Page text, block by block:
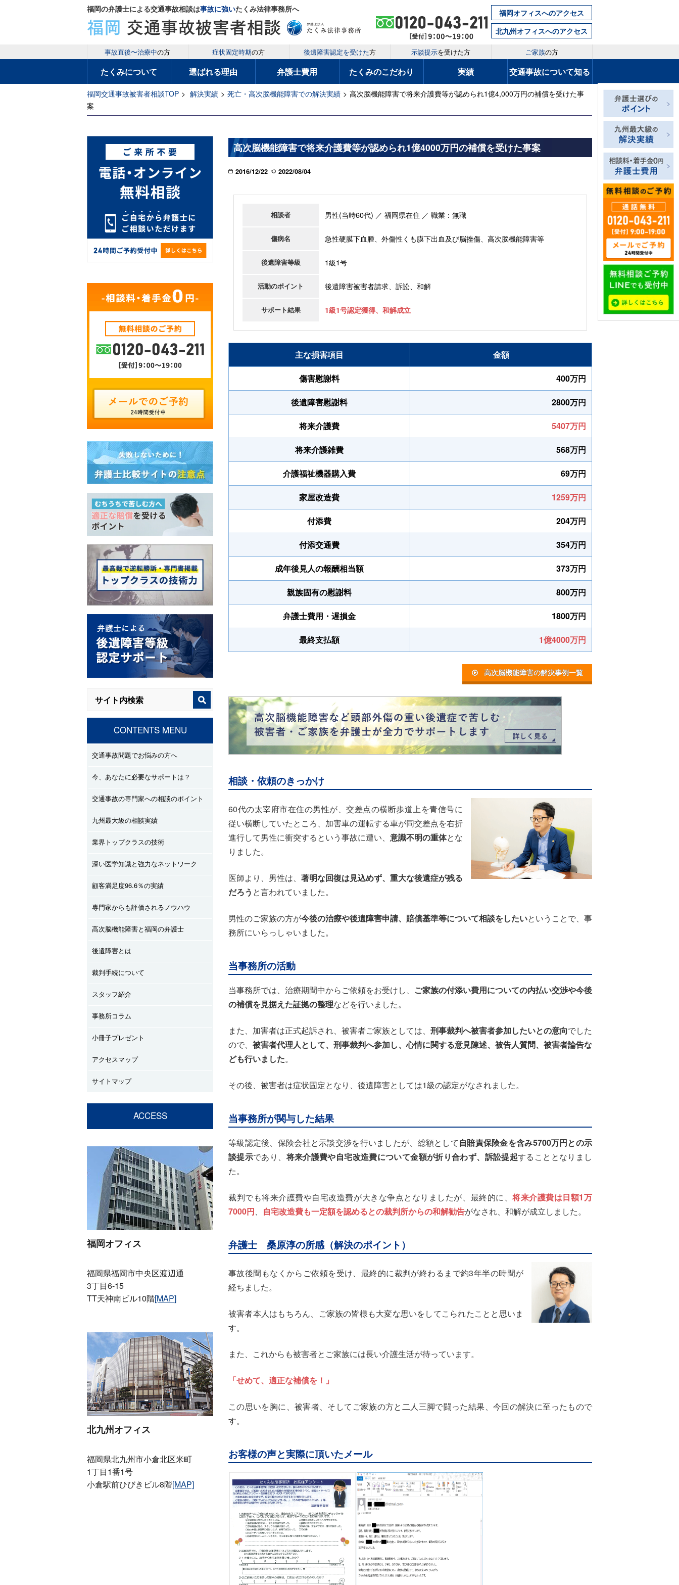
福岡の弁護士による交通事故相談は事故に強いたくみ法律事務所へ
福岡オフィスへのアクセス
北九州オフィスへのアクセス
事故直後〜治療中の方 症状固定時期の方 後遺障害認定を受けた方 示談提示を受けた方 ご家族の方
たくみについて 選ばれる理由 弁護士費用 たくみのこだわり 実績 交通事故について知る
福岡交通事故被害者相談TOP > 解決実績 > 死亡・高次脳機能障害での解決実績 > 高次脳機能障害で将来介護費等が認められ1億4,000万円の補償を受けた事
案
高次脳機能障害で将来介護費等が認められ1億4000万円の補償を受けた事案
2016/12/22 2022/08/04
相談者 男性(当時60代) ／ 福岡県在住 ／ 職業：無職
傷病名 急性硬膜下血腫、外傷性くも膜下出血及び脳挫傷、高次脳機能障害等
後遺障害等級 1級1号
活動のポイント 後遺障害被害者請求、訴訟、和解
サポート結果 1級1号認定獲得、和解成立
主な損害項目 金額
傷害慰謝料 400万円
後遺障害慰謝料 2800万円
将来介護費 5407万円
将来介護雑費 568万円
介護福祉機器購入費 69万円
家屋改造費 1259万円
付添費 204万円
付添交通費 354万円
成年後見人の報酬相当額 373万円
親族固有の慰謝料 800万円
弁護士費用・遅損金 1800万円
最終支払額 1億4000万円
高次脳機能障害の解決事例一覧
相談・依頼のきっかけ
60代の太宰府市在住の男性が、交差点の横断歩道上を青信号に
従い横断していたところ、加害車の運転する車が同交差点を右折
進行して男性に衝突するという事故に遭い、 意識不明の重体とな
りました。
医師より、男性は、 著明な回復は見込めず、重大な後遺症が残る
だろう と言われていました。
男性のご家族の方が今後の治療や後遺障害申請、賠償基準等について相談をしたいということで、事
務所にいらっしゃいました。
当事務所の活動
当事務所では、治療期間中からご依頼をお受けし、 ご家族の付添い費用についての内払い交渉や今後
の補償を見据えた証拠の整理などを行いました。
また、加害者は正式起訴され、被害者ご家族としては、 刑事裁判へ被害者参加したいとの意向でした
ので、 被害者代理人として、刑事裁判へ参加し、心情に関する意見陳述、被告人質問、被害者論告な
ども行いました。
その後、被害者は症状固定となり、後遺障害としては1級の認定がなされました。
当事務所が関与した結果
等級認定後、保険会社と示談交渉を行いましたが、総額として自賠責保険金を含み5700万円との示
談提示であり、将来介護費や自宅改造費について金額が折り合わず、訴訟提起することとなりまし
た。
裁判でも将来介護費や自宅改造費が大きな争点となりましたが、最終的に、将来介護費は日額1万
7000円、 自宅改造費も一定額を認めるとの裁判所からの和解勧告がなされ、和解が成立しました。
弁護士 桑原淳の所感（解決のポイント）
事故後間もなくからご依頼を受け、最終的に裁判が終わるまで約3年半の時間が
経ちました。
被害者本人はもちろん、ご家族の皆様も大変な思いをしてこられたことと思いま
す。
また、これからも被害者とご家族には長い介護生活が待っています。
「せめて、適正な補償を！」
この思いを胸に、被害者、そしてご家族の方と二人三脚で闘った結果、今回の解決に至ったもので
す。
お客様の声と実際に頂いたメール
CONTENTS MENU
交通事故問題でお悩みの方へ
今、あなたに必要なサポートは？
交通事故の専門家への相談のポイント
九州最大級の相談実績
業界トップクラスの技術
深い医学知識と強力なネットワーク
顧客満足度96.6％の実績
専門家からも評価されるノウハウ
高次脳機能障害と福岡の弁護士
後遺障害とは
裁判手続について
スタッフ紹介
事務所コラム
小冊子プレゼント
アクセスマップ
サイトマップ
ACCESS
福岡オフィス
福岡県福岡市中央区渡辺通
3丁目6-15
TT天神南ビル10階[MAP]
北九州オフィス
福岡県北九州市小倉北区米町
1丁目1番1号
小倉駅前ひびきビル8階[MAP]